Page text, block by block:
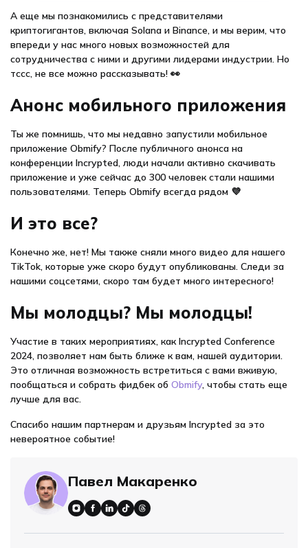
А еще мы познакомились с представителями
криптогигантов, включая Solana и Binance, и мы верим, что
впереди у нас много новых возможностей для
сотрудничества с ними и другими лидерами индустрии. Но
тссс, не все можно рассказывать! 👀
Анонс мобильного приложения
Ты же помнишь, что мы недавно запустили мобильное
приложение Obmify? После публичного анонса на
конференции Incrypted, люди начали активно скачивать
приложение и уже сейчас до 300 человек стали нашими
пользователями. Теперь Obmify всегда рядом 💜
И это все?
Конечно же, нет! Мы также сняли много видео для нашего
TikTok, которые уже скоро будут опубликованы. Следи за
нашими соцсетями, скоро там будет много интересного!
Мы молодцы? Мы молодцы!
Участие в таких мероприятиях, как Incrypted Conference
2024, позволяет нам быть ближе к вам, нашей аудитории.
Это отличная возможность встретиться с вами вживую,
пообщаться и собрать фидбек об Obmify, чтобы стать еще
лучше для вас.
Спасибо нашим партнерам и друзьям Incrypted за это
невероятное событие!
Павел Макаренко